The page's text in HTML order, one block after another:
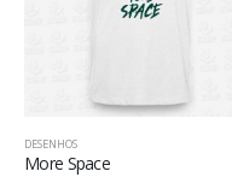
DESENHOS
More Space